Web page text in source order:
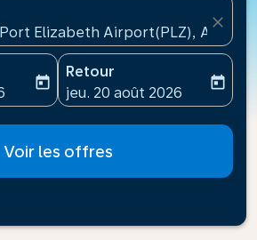
Elizabeth Airport(PLZ), Afrique
close
date-aria-label
today
Retour
fc-booking-return-date-
jeu. 20 août 2026
today
Voir les offres